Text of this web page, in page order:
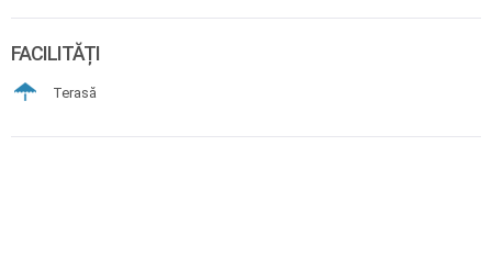
FACILITĂȚI
Terasă